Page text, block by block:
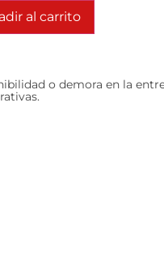
al carrito
o demora en la